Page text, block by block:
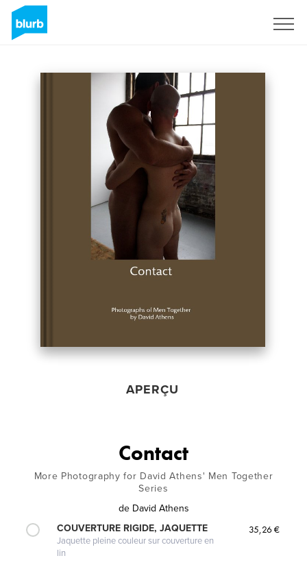
APERÇU
Contact
More Photography for David Athens' Men Together
Series
de David Athens
COUVERTURE RIGIDE, JAQUETTE
Jaquette pleine couleur sur couverture en
lin
35,26 €